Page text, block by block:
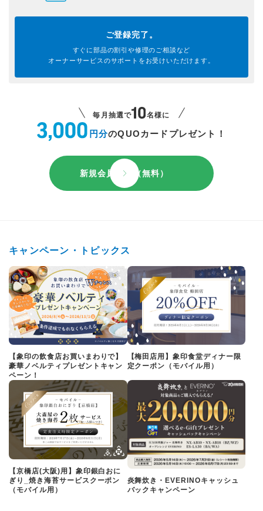
ご登録完了。
すぐに部品の割引や修理のご相談など
オーナーサービスのサポートを お受けいただけます。
毎月抽選で 名様に
円分のQUOカードプレゼント！
新規会員登録（無料）
キャンペーン・トピックス
【象印の飲食店お買いまわりで】
豪華ノベルティプレゼントキャン
ペーン！
【梅田店用】象印食堂ディナー限
定クーポン（モバイル用）
【京橋店(大阪)用】象印銀白おに
ぎり_焼き海苔サービスクーポン
（モバイル用）
炎舞炊き・EVERINOキャッシュ
バックキャンペーン